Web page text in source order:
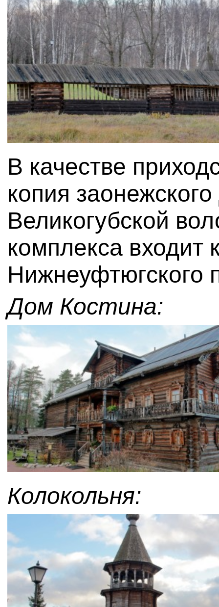
В качестве
копия
Великогубской
комплекса входит
Нижнеуфтюгского
Дом Костина:
Колокольня: